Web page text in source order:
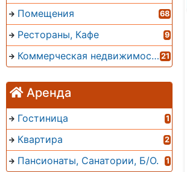
Помещения 68
Рестораны, Кафе 9
Коммерческая недвижимость 21
Аренда
Гостиница 1
Квартира 2
Пансионаты, Санатории, Б/О. 1